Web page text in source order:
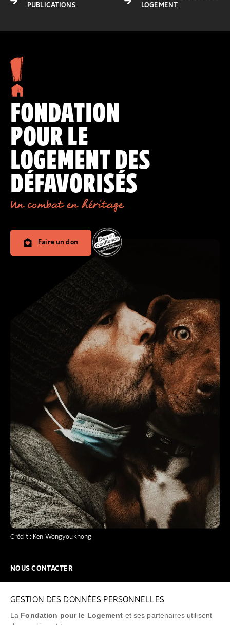
GESTION DES DONNÉES PERSONNELLES
La Fondation pour le Logement et ses partenaires utilisent
PUBLICATIONS
LOGEMENT
Crédit : Ken Wongyoukhong
FONDATION
POUR LE
LOGEMENT DES
DÉFAVORISÉS
Un combat en héritage
Faire un don
NOUS CONTACTER
FAQ
NEWSLETTER